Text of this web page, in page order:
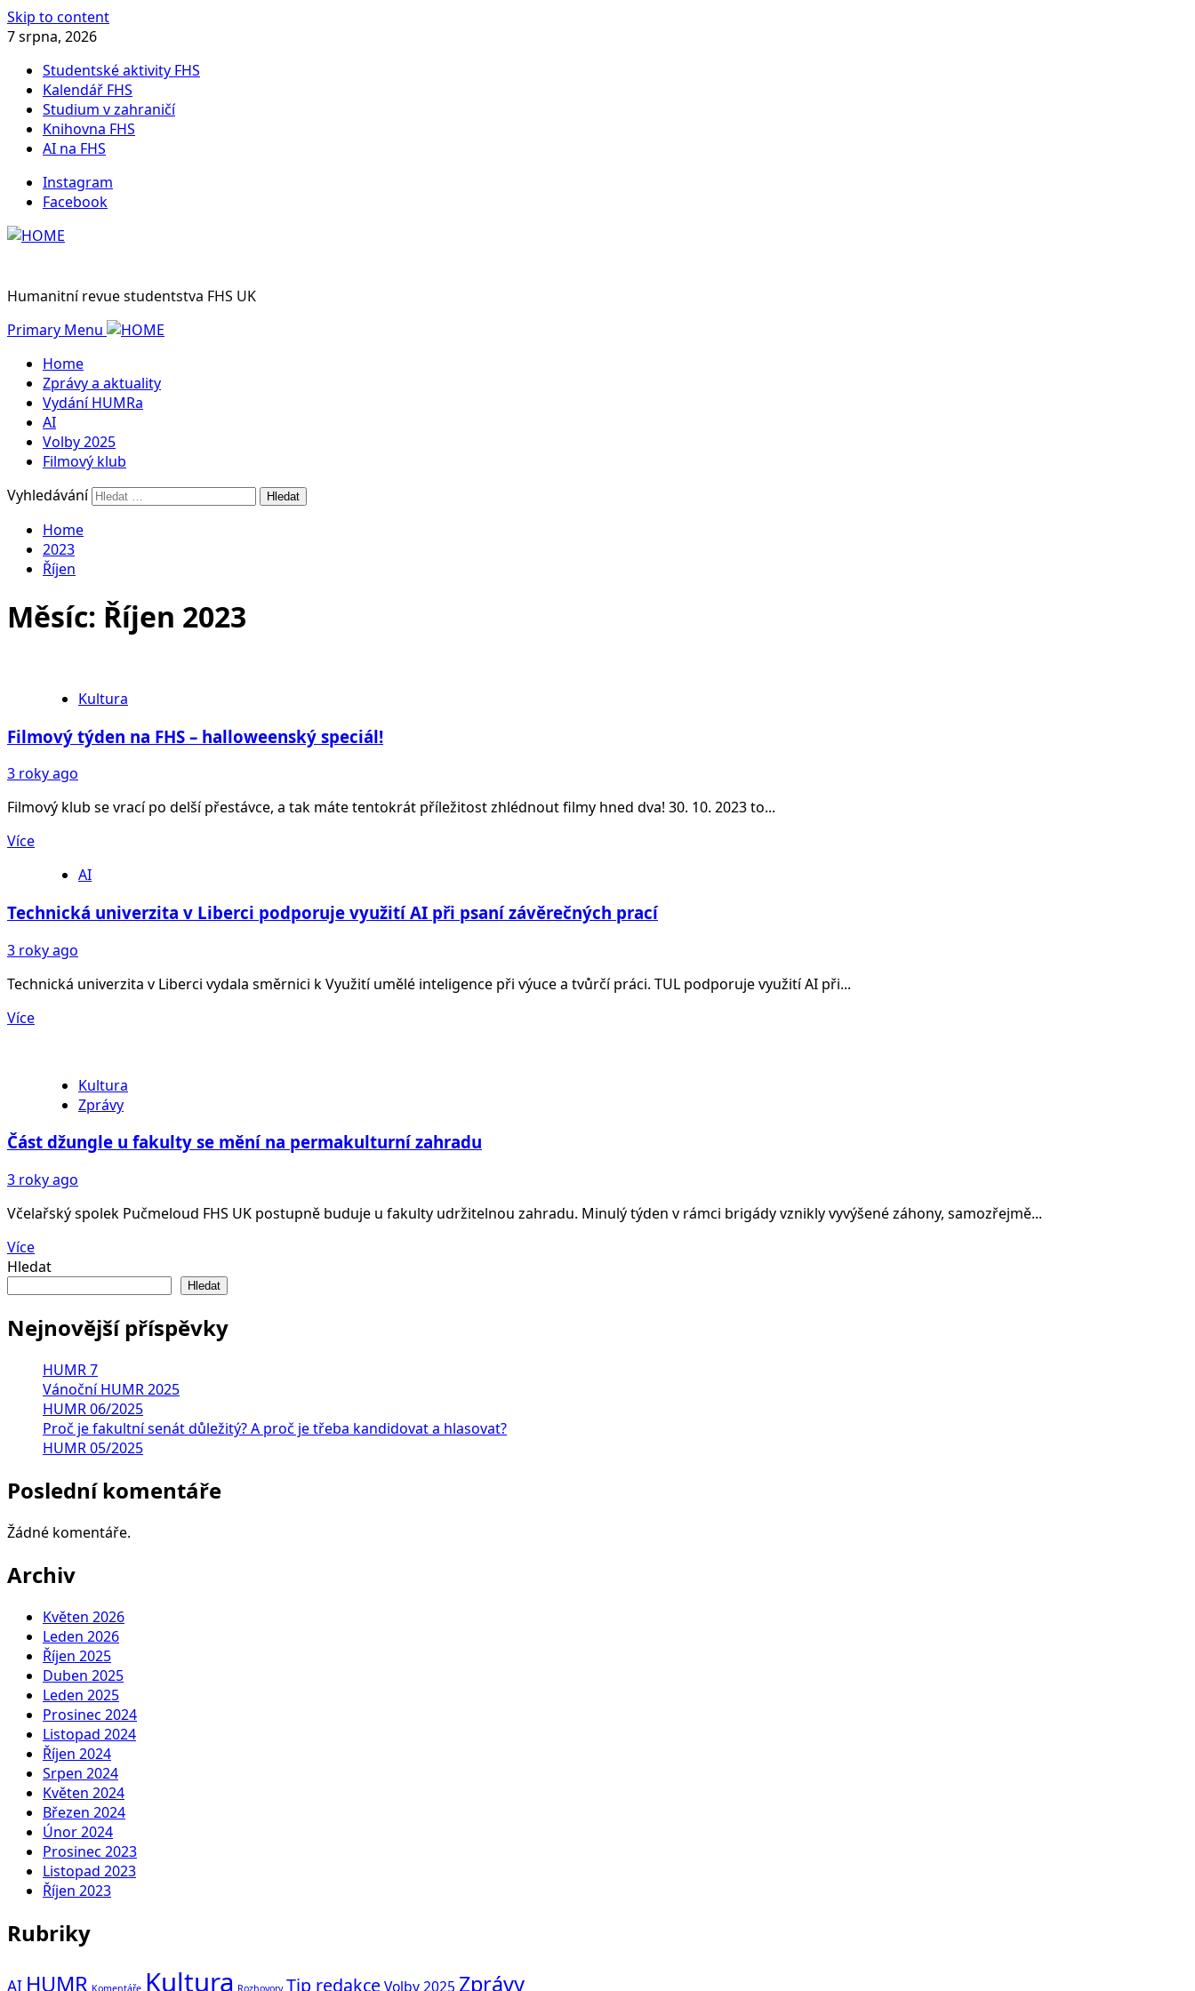
Skip to content
7 srpna, 2026
Studentské aktivity FHS
Kalendář FHS
Studium v zahraničí
Knihovna FHS
AI na FHS
Instagram
Facebook
Humanitní revue studentstva FHS UK
Primary Menu
Home
Zprávy a aktuality
Vydání HUMRa
AI
Volby 2025
Filmový klub
Vyhledávání
Home
2023
Říjen
Měsíc: Říjen 2023
Kultura
Filmový týden na FHS – halloweenský speciál!
3 roky ago
Filmový klub se vrací po delší přestávce, a tak máte tentokrát příležitost zhlédnout filmy hned dva! 30. 10. 2023 to...
Více
AI
Technická univerzita v Liberci podporuje využití AI při psaní závěrečných prací
3 roky ago
Technická univerzita v Liberci vydala směrnici k Využití umělé inteligence při výuce a tvůrčí práci. TUL podporuje využití AI při...
Více
Kultura
Zprávy
Část džungle u fakulty se mění na permakulturní zahradu
3 roky ago
Včelařský spolek Pučmeloud FHS UK postupně buduje u fakulty udržitelnou zahradu. Minulý týden v rámci brigády vznikly vyvýšené záhony, samozřejmě...
Více
Hledat
Hledat
Nejnovější příspěvky
HUMR 7
Vánoční HUMR 2025
HUMR 06/2025
Proč je fakultní senát důležitý? A proč je třeba kandidovat a hlasovat?
HUMR 05/2025
Poslední komentáře
Žádné komentáře.
Archiv
Květen 2026
Leden 2026
Říjen 2025
Duben 2025
Leden 2025
Prosinec 2024
Listopad 2024
Říjen 2024
Srpen 2024
Květen 2024
Březen 2024
Únor 2024
Prosinec 2023
Listopad 2023
Říjen 2023
Rubriky
AI HUMR Kultura Tip redakceVolby 2025 Zprávy